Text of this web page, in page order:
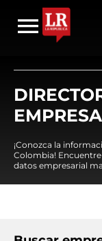
¡Conozca la
Colombia!
datos empresarial